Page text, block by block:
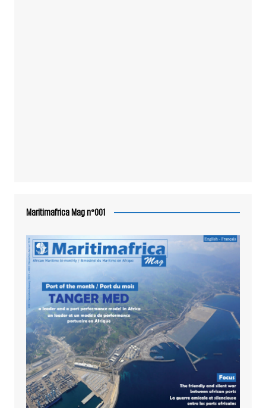
Maritimafrica Mag n°001